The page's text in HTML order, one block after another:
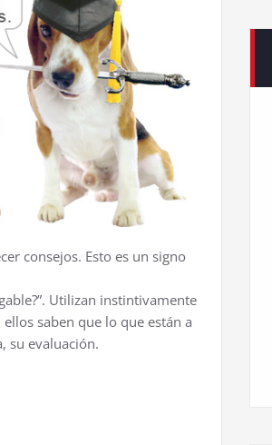
consejos. Esto es un signo
Utilizan instintivamente
saben que lo que están a
su evaluación.